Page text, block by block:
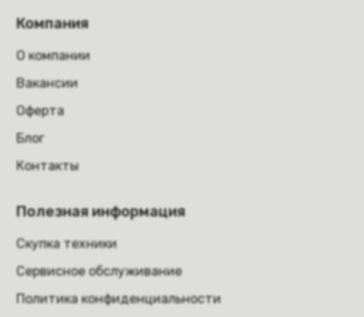
Компания
О компании
Вакансии
Оферта
Блог
Контакты
Полезная информация
Скупка техники
Сервисное обслуживание
Политика конфиденциальности